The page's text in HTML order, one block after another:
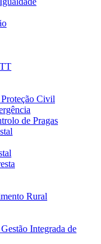
Civil
de Pragas
Rural
Integrada de